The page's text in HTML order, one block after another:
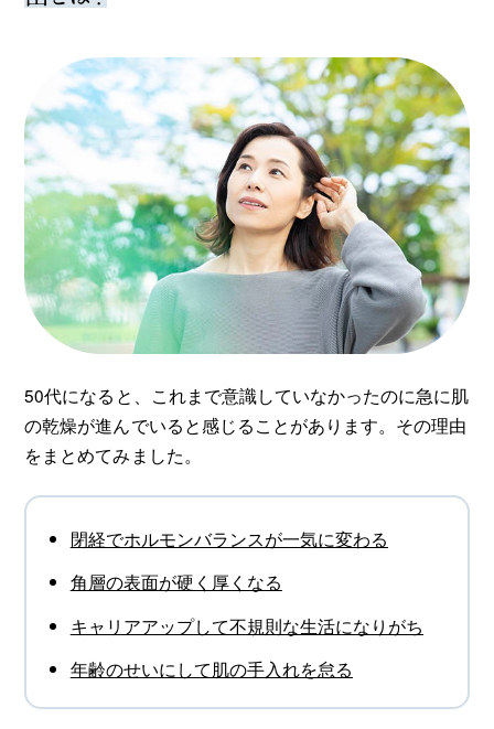
50代になると、これまで意識していなかったのに急に肌
の乾燥が進んでいると感じることがあります。その理由
をまとめてみました。
閉経でホルモンバランスが一気に変わる
角層の表面が硬く厚くなる
キャリアアップして不規則な生活になりがち
年齢のせいにして肌の手入れを怠る